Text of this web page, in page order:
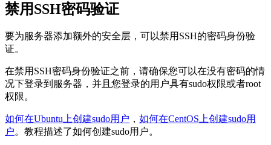
禁用SSH密码验证
要为服务器添加额外的安全层，可以禁用SSH的密码身份验
证。
在禁用SSH密码身份验证之前，请确保您可以在没有密码的情
况下登录到服务器，并且您登录的用户具有sudo权限或者root
权限。
如何在Ubuntu上创建sudo用户 ， 如何在CentOS上创建sudo用
户。教程描述了如何创建sudo用户。